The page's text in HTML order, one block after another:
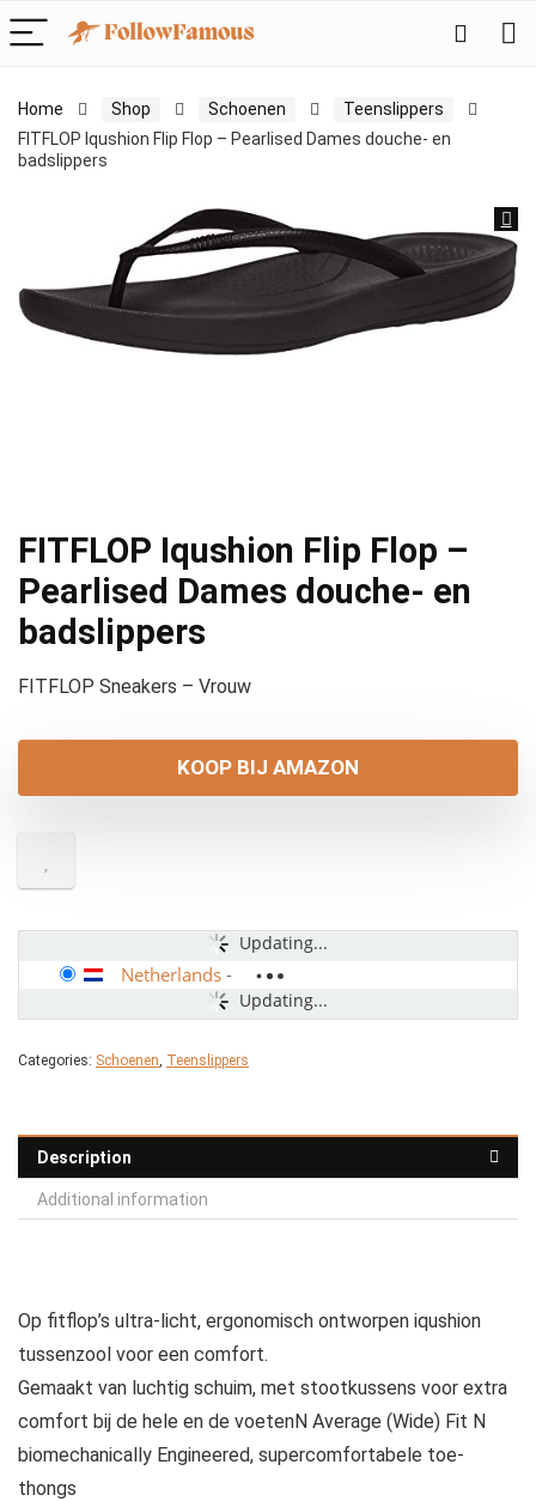
Home Shop Schoenen
Teenslippers
FITFLOP Iqushion Flip Flop – Pearlised Dames douche- en
badslippers
FITFLOP Iqushion Flip Flop –
Pearlised Dames douche- en
badslippers
FITFLOP Sneakers – Vrouw
KOOP BIJ AMAZON
Updating...
Updating...
Netherlands -
Categories: Schoenen, Teenslippers
Description
Additional information
Op fitflop’s ultra-licht, ergonomisch ontworpen iqushion
tussenzool voor een comfort.
Gemaakt van luchtig schuim, met stootkussens voor extra
comfort bij de hele en de voetenN Average (Wide) Fit N
biomechanically Engineered, supercomfortabele toe-
thongs